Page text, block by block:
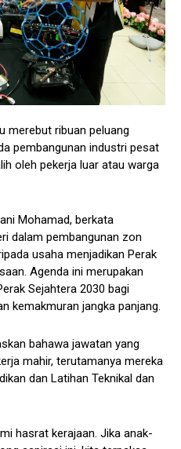
merebut ribuan peluang
pembangunan industri pesat
oleh pekerja luar atau warga
Mohamad, berkata
dalam pembangunan zon
usaha menjadikan Perak
Agenda ini merupakan
Sejahtera 2030 bagi
kemakmuran jangka panjang.
bahawa jawatan yang
mahir, terutamanya mereka
dan Latihan Teknikal dan
hasrat kerajaan. Jika anak-